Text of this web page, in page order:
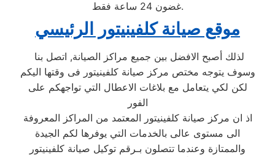
غضون 24 ساعة فقط.
موقع صيانة كلفينيتور الرئيسي
وسوف يتوجه مختص مركز صيانة كلفينيتور فى وقتها اليكم
لكن لكي يتعامل مع بلاغات الاعطال التي تواجهكم على
الفور
اذ ان مركز صيانة كلفينيتور المعتمد من المراكز المعروفة
الى مستوى عالى بالخدمات التي يوفرها لكم الجيدة
والممتازة وعندما تتصلون بـرقم توكيل صيانة كلفينيتور